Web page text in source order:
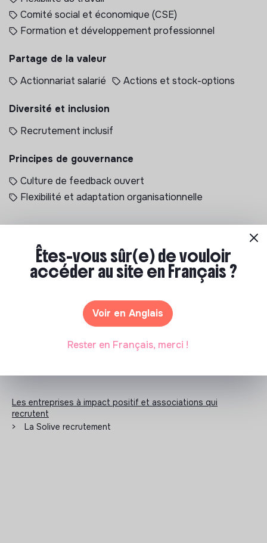
Comité social et économique (CSE)
Formation et développement professionnel
Partage de la valeur
Actionnariat salarié
Actions et stock-options
Diversité et inclusion
Recrutement inclusif
Principes de gouvernance
Culture de feedback ouvert
Flexibilité et adaptation organisationnelle
Documents
Les entreprises à impact positif et associations qui
recrutent
>
La Solive recrutement
Êtes-vous sûr(e) de vouloir
accéder au site en Français ?
Voir en Anglais
Rester en Français, merci !